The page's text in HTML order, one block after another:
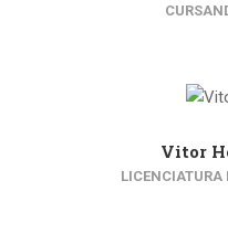
Vitor
LICENCIATURA